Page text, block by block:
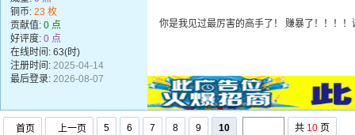
铜币: 23 枚
贡献值: 0 点
好评度: 0 点
在线时间: 63(时)
注册时间: 2025-04-14
最后登录: 2026-08-07
你是我见过最厉害的高手了！ 赚暴了！！！
首页 上一页 5 6 7 8 9 10 共 10 页